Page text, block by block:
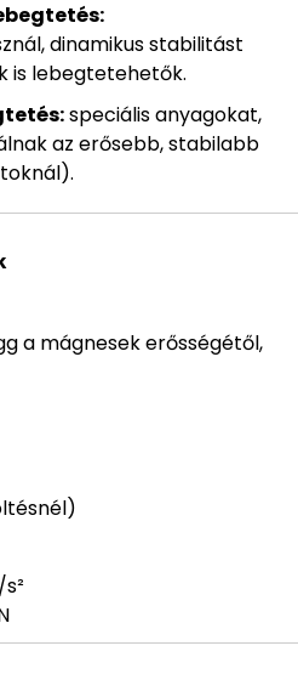
dinamikus stabilitást
is lebegtetehetők.
speciális anyagokat,
az erősebb, stabilabb
a mágnesek erősségétől,